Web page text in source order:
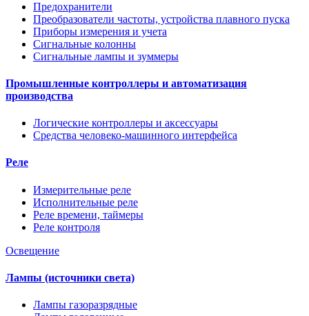
Предохранители
Преобразователи частоты, устройства плавного пуска
Приборы измерения и учета
Сигнальные колонны
Сигнальные лампы и зуммеры
Промышленные контроллеры и автоматизация
производства
Логические контроллеры и аксессуары
Средства человеко-машинного интерфейса
Реле
Измерительные реле
Исполнительные реле
Реле времени, таймеры
Реле контроля
Освещение
Лампы (источники света)
Лампы газоразрядные